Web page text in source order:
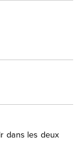
dans les deux